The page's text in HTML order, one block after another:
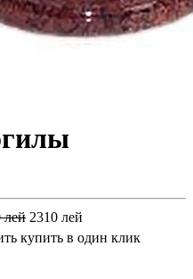
лей 2310 лей
купить в один клик